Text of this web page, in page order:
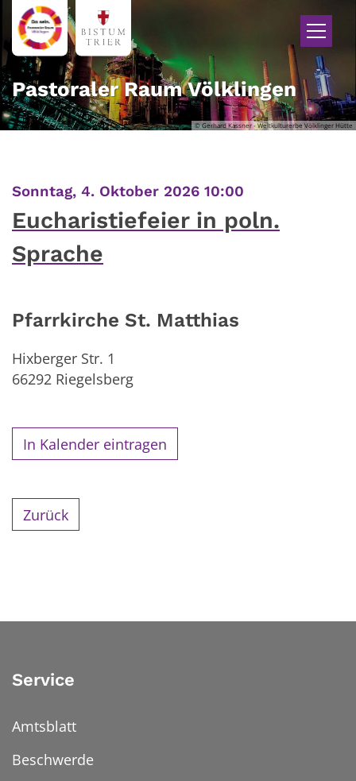
Zum Inhalt springen
© Gerhard Kassner - Weltkulturerbe Völklinger Hütte
Pastoraler Raum Völklingen
Sonntag, 4. Oktober 2026 10:00
Eucharistiefeier in poln.
Sprache
Pfarrkirche St. Matthias
Hixberger Str. 1
66292 Riegelsberg
In Kalender eintragen
Zurück
Service
Amtsblatt
Beschwerde